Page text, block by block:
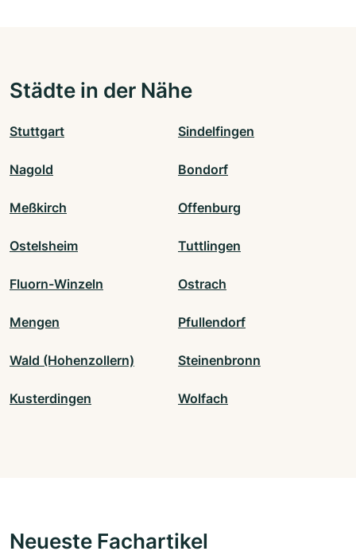
Städte in der Nähe
Stuttgart Sindelfingen
Nagold Bondorf
Meßkirch Offenburg
Ostelsheim Tuttlingen
Fluorn-Winzeln Ostrach
Mengen Pfullendorf
Wald (Hohenzollern) Steinenbronn
Kusterdingen Wolfach
Neueste Fachartikel